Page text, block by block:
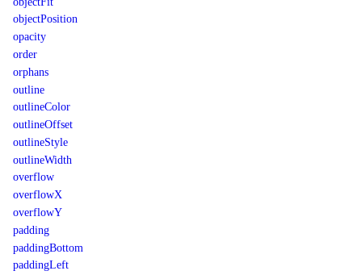
objectPosition
opacity
order
orphans
outline
outlineColor
outlineOffset
outlineStyle
outlineWidth
overflow
overflowX
overflowY
padding
paddingBottom
paddingLeft